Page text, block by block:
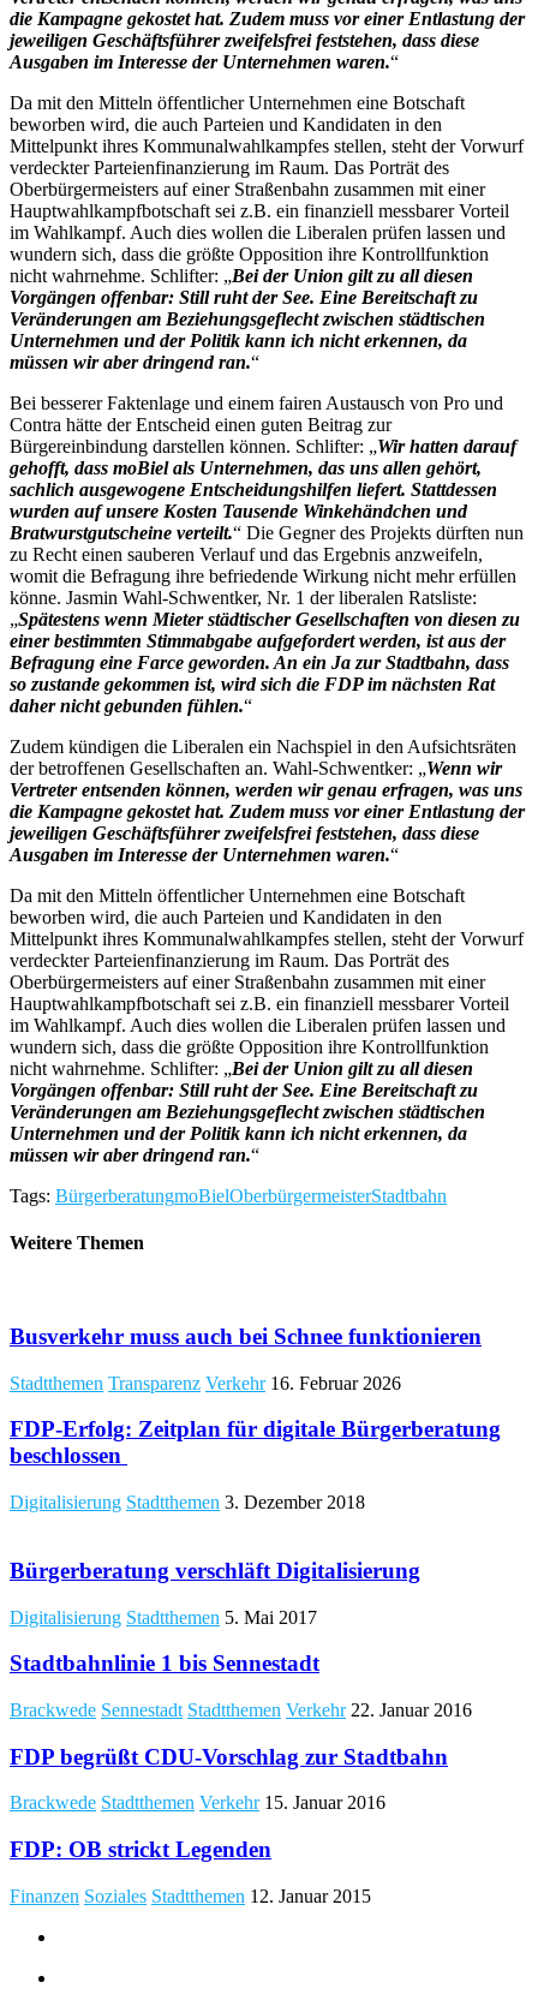
die Kampagne gekostet hat. Zudem muss vor einer Entlastung der
jeweiligen Geschäftsführer zweifelsfrei feststehen, dass diese
Ausgaben im Interesse der Unternehmen waren.“
Da mit den Mitteln öffentlicher Unternehmen eine Botschaft
beworben wird, die auch Parteien und Kandidaten in den
Mittelpunkt ihres Kommunalwahlkampfes stellen, steht der Vorwurf
verdeckter Parteienfinanzierung im Raum. Das Porträt des
Oberbürgermeisters auf einer Straßenbahn zusammen mit einer
Hauptwahlkampfbotschaft sei z.B. ein finanziell messbarer Vorteil
im Wahlkampf. Auch dies wollen die Liberalen prüfen lassen und
wundern sich, dass die größte Opposition ihre Kontrollfunktion
nicht wahrnehme. Schlifter: „Bei der Union gilt zu all diesen
Vorgängen offenbar: Still ruht der See. Eine Bereitschaft zu
Veränderungen am Beziehungsgeflecht zwischen städtischen
Unternehmen und der Politik kann ich nicht erkennen, da
müssen wir aber dringend ran.“
Bei besserer Faktenlage und einem fairen Austausch von Pro und
Contra hätte der Entscheid einen guten Beitrag zur
Bürgereinbindung darstellen können. Schlifter: „Wir hatten darauf
gehofft, dass moBiel als Unternehmen, das uns allen gehört,
sachlich ausgewogene Entscheidungshilfen liefert. Stattdessen
wurden auf unsere Kosten Tausende Winkehändchen und
Bratwurstgutscheine verteilt.“ Die Gegner des Projekts dürften nun
zu Recht einen sauberen Verlauf und das Ergebnis anzweifeln,
womit die Befragung ihre befriedende Wirkung nicht mehr erfüllen
könne. Jasmin Wahl-Schwentker, Nr. 1 der liberalen Ratsliste:
„Spätestens wenn Mieter städtischer Gesellschaften von diesen zu
einer bestimmten Stimmabgabe aufgefordert werden, ist aus der
Befragung eine Farce geworden. An ein Ja zur Stadtbahn, dass
so zustande gekommen ist, wird sich die FDP im nächsten Rat
daher nicht gebunden fühlen.“
Zudem kündigen die Liberalen ein Nachspiel in den Aufsichtsräten
der betroffenen Gesellschaften an. Wahl-Schwentker: „Wenn wir
Vertreter entsenden können, werden wir genau erfragen, was uns
die Kampagne gekostet hat. Zudem muss vor einer Entlastung der
jeweiligen Geschäftsführer zweifelsfrei feststehen, dass diese
Ausgaben im Interesse der Unternehmen waren.“
Da mit den Mitteln öffentlicher Unternehmen eine Botschaft
beworben wird, die auch Parteien und Kandidaten in den
Mittelpunkt ihres Kommunalwahlkampfes stellen, steht der Vorwurf
verdeckter Parteienfinanzierung im Raum. Das Porträt des
Oberbürgermeisters auf einer Straßenbahn zusammen mit einer
Hauptwahlkampfbotschaft sei z.B. ein finanziell messbarer Vorteil
im Wahlkampf. Auch dies wollen die Liberalen prüfen lassen und
wundern sich, dass die größte Opposition ihre Kontrollfunktion
nicht wahrnehme. Schlifter: „Bei der Union gilt zu all diesen
Vorgängen offenbar: Still ruht der See. Eine Bereitschaft zu
Veränderungen am Beziehungsgeflecht zwischen städtischen
Unternehmen und der Politik kann ich nicht erkennen, da
müssen wir aber dringend ran.“
Tags: BürgerberatungmoBielOberbürgermeisterStadtbahn
Weitere Themen
Busverkehr muss auch bei Schnee funktionieren
Stadtthemen Transparenz Verkehr 16. Februar 2026
FDP-Erfolg: Zeitplan für digitale Bürgerberatung
beschlossen
Digitalisierung Stadtthemen 3. Dezember 2018
Bürgerberatung verschläft Digitalisierung
Digitalisierung Stadtthemen 5. Mai 2017
Stadtbahnlinie 1 bis Sennestadt
Brackwede Sennestadt Stadtthemen Verkehr 22. Januar 2016
FDP begrüßt CDU-Vorschlag zur Stadtbahn
Brackwede Stadtthemen Verkehr 15. Januar 2016
FDP: OB strickt Legenden
Finanzen Soziales Stadtthemen 12. Januar 2015